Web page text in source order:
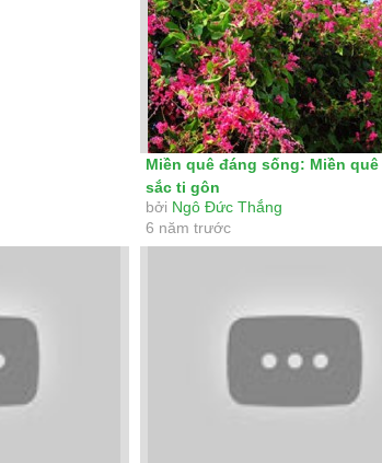
Miền quê đáng sống: Miền
sắc ti gôn
bởi Ngô Đức Thắng
6 năm trước